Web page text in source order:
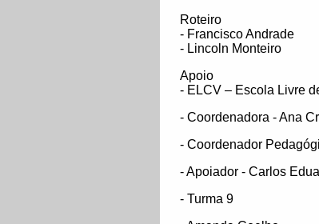
Roteiro
- Francisco Andrade
- Lincoln Monteiro
Apoio
- ELCV – Escola Livre
- Coordenadora - Ana
- Coordenador
- Apoiador - Carlos
- Turma 9